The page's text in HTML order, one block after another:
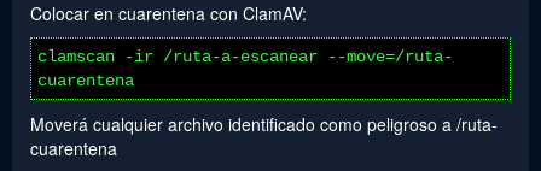
Colocar en cuarentena con ClamAV:
clamscan -ir /ruta-a-escanear --move=/ruta-
cuarentena
Moverá cualquier archivo identificado como peligroso a /ruta-
cuarentena